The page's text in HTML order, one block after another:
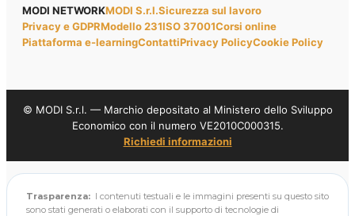
MODI NETWORKMODI S.r.l.Sicurezza sul lavoro
Privacy e GDPRModello 231ISO 37001Corsi online
Piattaforma e-learningContattiPrivacy PolicyCookie Policy
© MODI S.r.l. — Marchio depositato al Ministero dello Sviluppo
Economico con il numero VE2010C000315.
Richiedi informazioni
Trasparenza: I contenuti testuali e le immagini presenti su questo sito
sono stati generati o elaborati con il supporto di tecnologie di